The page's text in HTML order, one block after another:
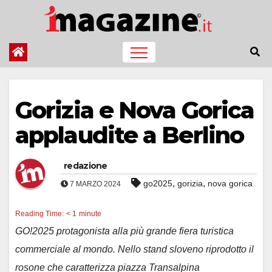
contenuto
Gorizia e Nova Gorica
applaudite a Berlino
redazione
7 MARZO 2024 go2025, gorizia, nova gorica
Reading Time: < 1 minute
GO!2025 protagonista alla più grande fiera turistica
commerciale al mondo. Nello stand sloveno riprodotto il
rosone che caratterizza piazza Transalpina